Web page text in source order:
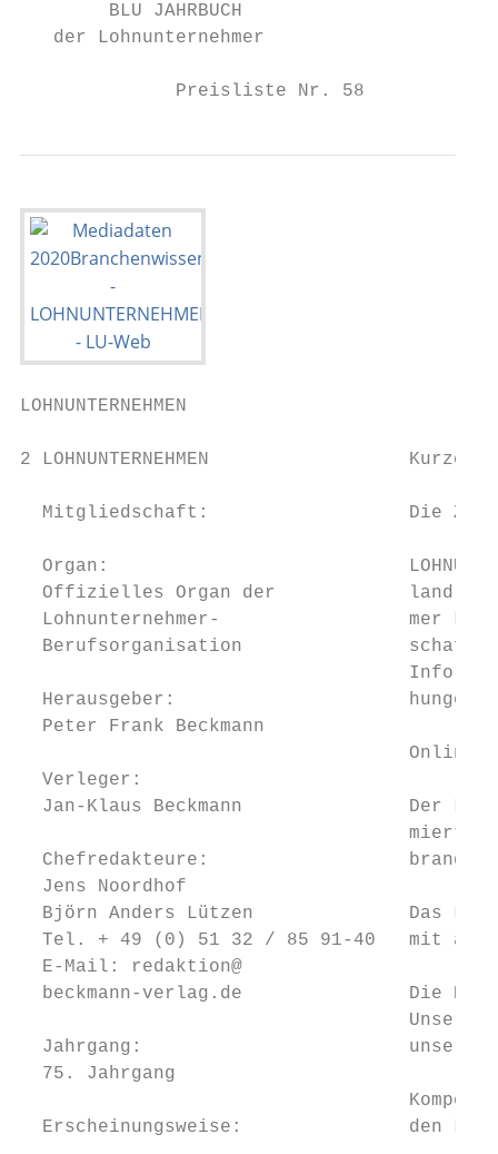
        BLU JAHRBUCH
   der Lohnunternehmer
              Preisliste Nr. 58
LOHNUNTERNEHMEN
2 LOHNUNTERNEHMEN
Mitgliedschaft:                  Die
Organ:
Offizielles Organ der            land,
Lohnunternehmer-                 mer
Berufsorganisation
Herausgeber:                     hungen
  Peter Frank Beckmann
Online
  Verleger:
Jan-Klaus Beckmann               Der
Chefredakteure:
Jens Noordhof
Björn Anders Lützen              Das
Tel. + 49 (0) 51 32 / 85 91-40   mit
E-Mail: redaktion@
beckmann-verlag.de               Die
Unsere
Jahrgang:                        unser
75. Jahrgang
Erscheinungsweise:               den